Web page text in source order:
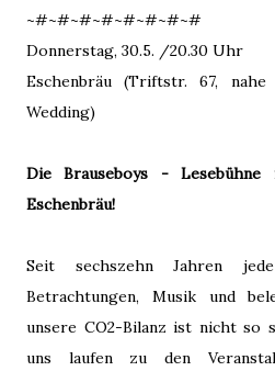
~#~#~#~#~#~#~#~#
Donnerstag, 30.5. /20.30 Uhr
Eschenbräu (Triftstr. 67,
Wedding)
Die Brauseboys -
Eschenbräu!
Seit sechszehn Jahren
Betrachtungen, Musik und
unsere CO2-Bilanz ist nicht so
uns laufen zu den